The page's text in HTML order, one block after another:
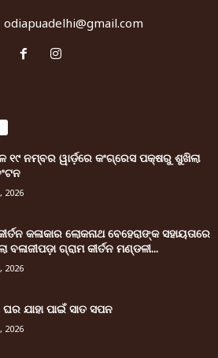
odiapuadelhi@gmail.com
୧୯ ନମ୍ବର ୱାର୍ଡ଼ରେ କଂଗ୍ରେସ ପକ୍ଷରୁ ଶୁଖିଲା
2026
କଳାକାର ଲୋକନାଥ ବେହେରାଙ୍କ ସହାୟତାରେ
ବଳାଜୀପଡ଼ା ଗ୍ରାମ କୀର୍ତନ ମଣ୍ଡଳୀ...
2026
ଘର ଯାହା ପାଇଁ ସାତ ସପନ
2026